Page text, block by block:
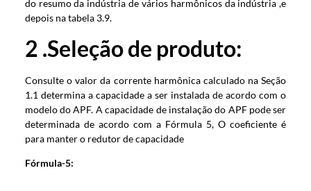
do resumo da indústria de vários harmônicos da indústria ,e
depois na tabela 3.9.
2 .Seleção de produto:
Consulte o valor da corrente harmônica calculado na Seção
1.1 determina a capacidade a ser instalada de acordo com o
modelo do APF. A capacidade de instalação do APF pode ser
determinada de acordo com a Fórmula 5, O coeficiente é
para manter o redutor de capacidade
Fórmula-5: